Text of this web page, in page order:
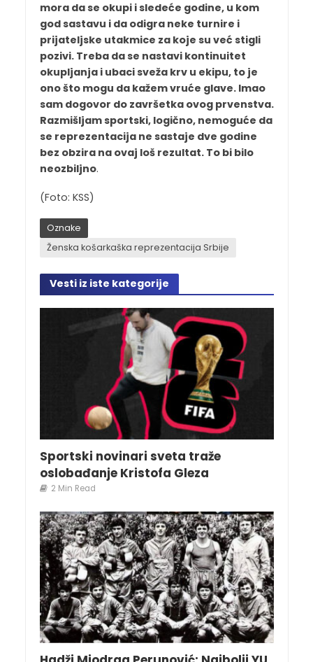
mora da se okupi i sledeće godine, u kom
god sastavu i da odigra neke turnire i
prijateljske utakmice za koje su već stigli
pozivi. Treba da se nastavi kontinuitet
okupljanja i ubaci sveža krv u ekipu, to je
ono što mogu da kažem vruće glave. Imao
sam dogovor do završetka ovog prvenstva.
Razmišljam sportski, logično, nemoguće da
se reprezentacija ne sastaje dve godine
bez obzira na ovaj loš rezultat. To bi bilo
neozbiljno.
(Foto: KSS)
Oznake
Ženska košarkaška reprezentacija Srbije
Vesti iz iste kategorije
Sportski novinari sveta traže
oslobađanje Kristofa Gleza
2 Min Read